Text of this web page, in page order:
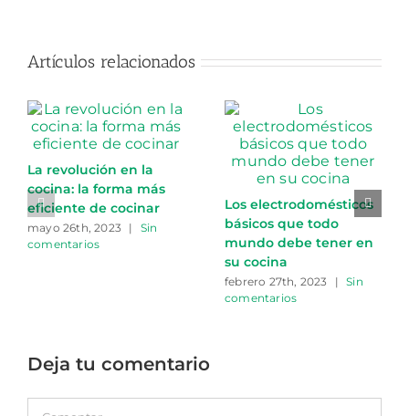
Artículos relacionados
La revolución en la
cocina: la forma más
eficiente de cocinar
mayo 26th, 2023 |
Sin
comentarios
Los electrodomésticos
básicos que todo
mundo debe tener en
su cocina
febrero 27th, 2023 |
Sin
comentarios
Deja tu comentario